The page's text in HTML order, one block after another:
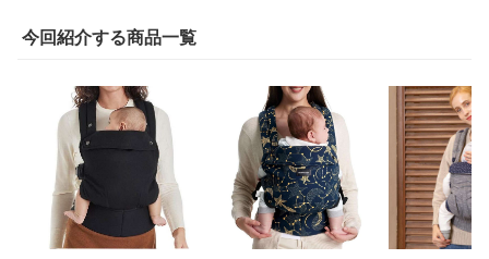
今回紹介する商品一覧